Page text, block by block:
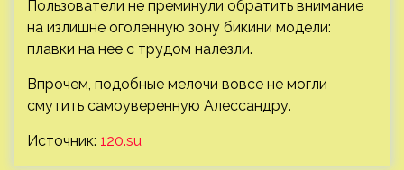
Пользователи не преминули обратить внимание
на излишне оголенную зону бикини модели:
плавки на нее с трудом налезли.
Впрочем, подобные мелочи вовсе не могли
смутить самоуверенную Алессандру.
Источник: 120.su